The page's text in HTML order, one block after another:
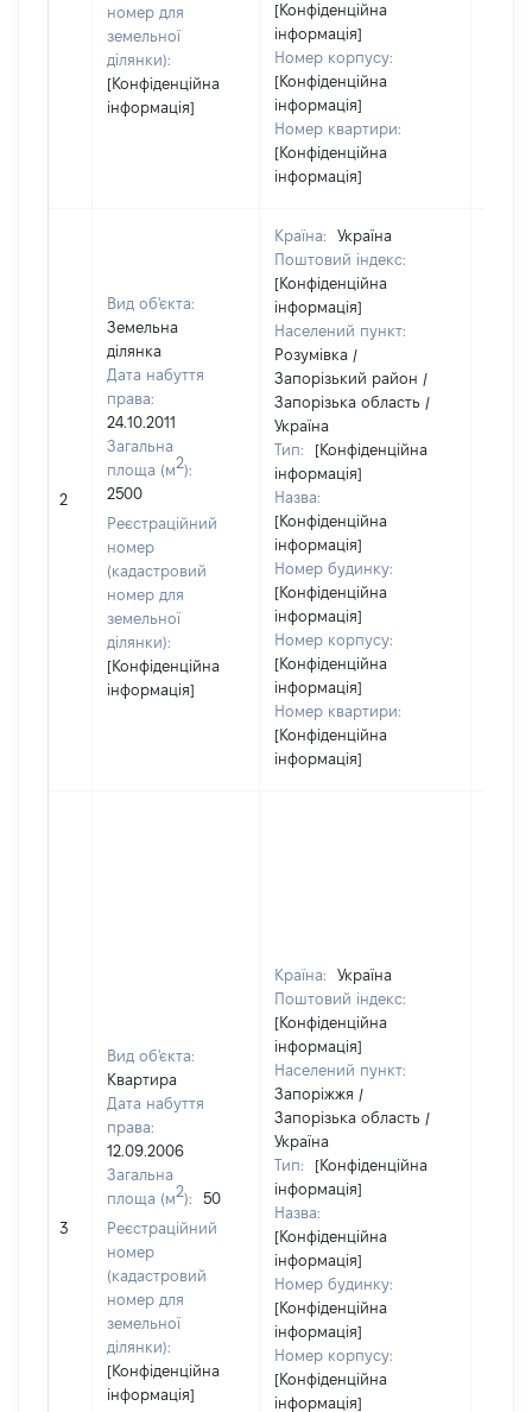
номер для
земельної
ділянки):
[Конфіденційна
інформація]
[Конфіденційна
інформація]
Номер корпусу:
[Конфіденційна
інформація]
Номер квартири:
[Конфіденційна
інформація]
2
Вид об'єкта:
Земельна
ділянка
Дата набуття
права:
24.10.2011
Загальна
площа (м2):
2500
Реєстраційний
номер
(кадастровий
номер для
земельної
ділянки):
[Конфіденційна
інформація]
Країна:
Україна
Поштовий індекс:
[Конфіденційна
інформація]
Населений пункт:
Розумівка /
Запорізький район /
Запорізька область /
Україна
Тип:
[Конфіденційна
інформація]
Назва:
[Конфіденційна
інформація]
Номер будинку:
[Конфіденційна
інформація]
Номер корпусу:
[Конфіденційна
інформація]
Номер квартири:
[Конфіденційна
інформація]
3
Вид об'єкта:
Квартира
Дата набуття
права:
12.09.2006
Загальна
площа (м2):
50
Реєстраційний
номер
(кадастровий
номер для
земельної
ділянки):
[Конфіденційна
інформація]
Країна:
Україна
Поштовий індекс:
[Конфіденційна
інформація]
Населений пункт:
Запоріжжя /
Запорізька область /
Україна
Тип:
[Конфіденційна
інформація]
Назва:
[Конфіденційна
інформація]
Номер будинку:
[Конфіденційна
інформація]
Номер корпусу:
[Конфіденційна
інформація]